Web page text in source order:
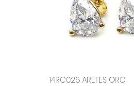
Vista rápida
14RC026 ARETES ORO